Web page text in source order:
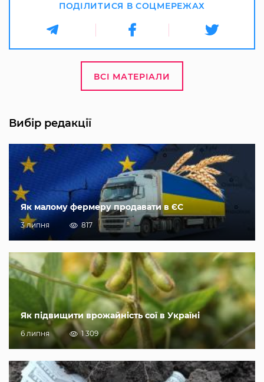
ПОДІЛИТИСЯ В СОЦМЕРЕЖАХ
ВСІ МАТЕРІАЛИ
Вибір редакції
Як малому фермеру продавати в ЄС
3 липня 817
Як підвищити врожайність сої в Україні
6 липня 1 309